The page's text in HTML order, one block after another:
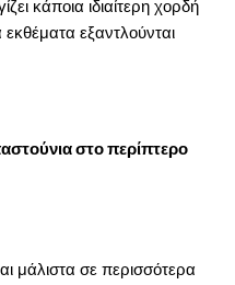
κάποια ιδιαίτερη χορδή
εξαντλούνται
στο περίπτερο
μάλιστα σε περισσότερα